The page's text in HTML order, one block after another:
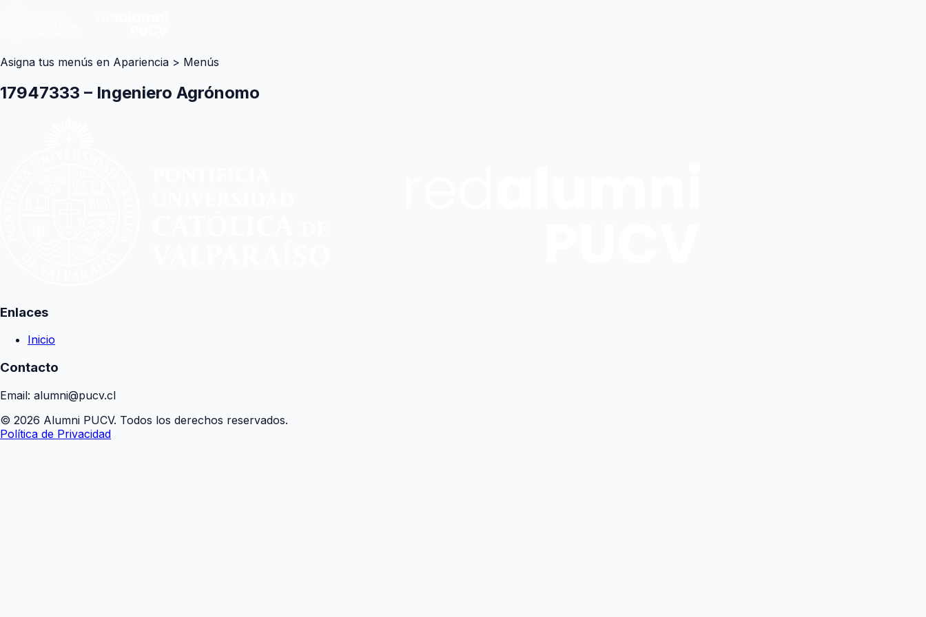
Asigna tus menús en Apariencia > Menús
17947333 – Ingeniero Agrónomo
Enlaces
Inicio
Contacto
Email: alumni@pucv.cl
© 2026 Alumni PUCV. Todos los derechos reservados.
Política de Privacidad